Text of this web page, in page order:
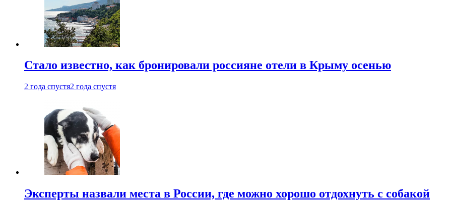
Стало известно, как бронировали россияне отели в Крыму осенью
2 года спустя2 года спустя
Эксперты назвали места в России, где можно хорошо отдохнуть с собакой